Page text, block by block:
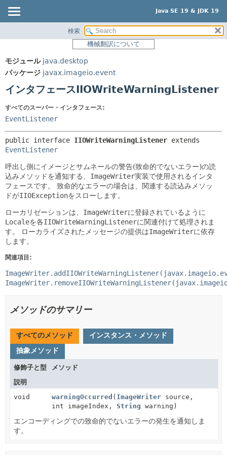
Java SE 19 & JDK 19
パッケージ
使用
ツリー
新規
索引
ヘルプ
サマリー:
ネスト済
メソッド
コンストラクタ
検索
機械翻訳について
モジュール java.desktop
パッケージ javax.imageio.event
インタフェースIIOWriteWarningListener
すべてのスーパー・インタフェース:
EventListener
public interface IIOWriteWarningListener
EventListener
呼出し側にイメージとサムネールの警告(致命的でないエラー)の読
込みメソッドを通知する、 ImageWriter実装で使用されるインタ
フェースです。
致命的なエラーの場合は、関連する読込みメソッ
ドがIIOExceptionをスローします。
ローカリゼーションは、 ImageWriterに登録されているように
Localeを各IIOWriteWarningListenerに関連付けて処理されま
す。
ローカライズされたメッセージの提供はImageWriterに依存
します。
関連項目:
メソッドのサマリー
すべてのメソッド
インスタンス・メソッド
抽象メソッド
修飾子と型
メソッド
説明
void
warningOccurred ( ImageWriter source,
int imageIndex, String warning)
エンコーディングでの致命的でないエラーの発生を通知しま
す。